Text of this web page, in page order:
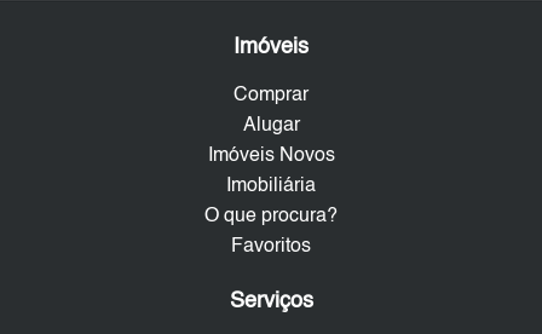
Imóveis
Comprar
Alugar
Imóveis Novos
Imobiliária
O que procura?
Favoritos
Serviços